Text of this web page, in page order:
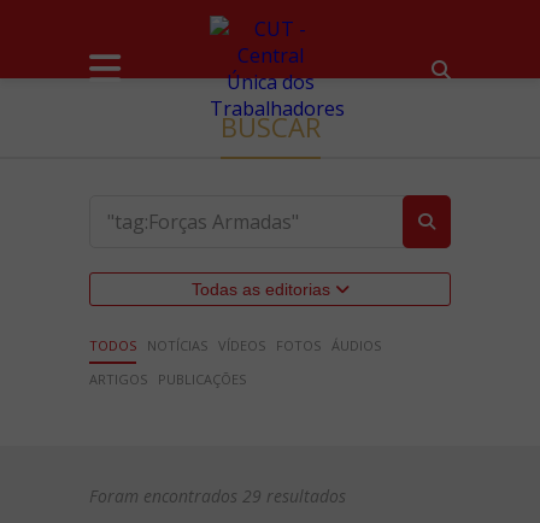
BUSCAR
Todas as editorias
TODOS NOTÍCIAS VÍDEOS FOTOS ÁUDIOS
ARTIGOS
PUBLICAÇÕES
Foram encontrados 29 resultados